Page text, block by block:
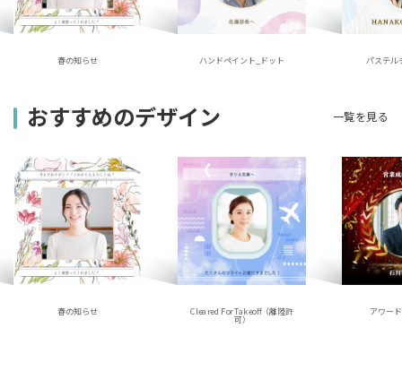
春の知らせ ハンドペイント_ドット パステル
おすすめのデザイン 一覧を見る
春の知らせ Cleared For Takeoff（離陸許
可）
アワー